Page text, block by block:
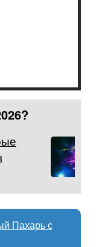
Пахарь с